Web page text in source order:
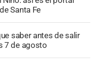
Santa Fe
saber antes de salir
7 de agosto